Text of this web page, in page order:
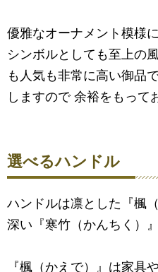
優雅なオーナメント模様
シンボルとしても至上の
も人気も非常に高い御品
しますので 余裕をもって
選べるハンドル
ハンドルは凛とした『楓
深い『寒竹（かんちく）
『楓（かえで）』は家具